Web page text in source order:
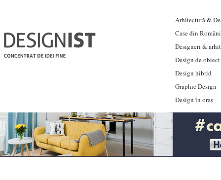
Arhitectură &
Case din
Designeri &
Design de obiect
Design hibrid
Graphic Design
Design în oraș